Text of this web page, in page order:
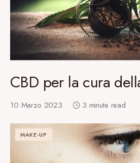
CBD per la cura
10 Marzo 2023 3 minute read
MAKE-UP